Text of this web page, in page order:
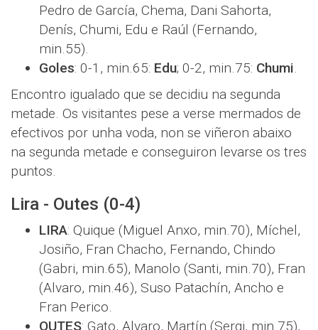
Pedro de García, Chema, Dani Sahorta,
Denís, Chumi, Edu e Raúl (Fernando,
min.55).
Goles: 0-1, min.65: Edu; 0-2, min.75: Chumi.
Encontro igualado que se decidiu na segunda
metade. Os visitantes pese a verse mermados de
efectivos por unha voda, non se viñeron abaixo
na segunda metade e conseguiron levarse os tres
puntos.
Lira - Outes (0-4)
LIRA: Quique (Miguel Anxo, min.70), Míchel,
Josiño, Fran Chacho, Fernando, Chindo
(Gabri, min.65), Manolo (Santi, min.70), Fran
(Alvaro, min.46), Suso Patachín, Ancho e
Fran Perico.
OUTES: Gato, Alvaro, Martín (Sergi, min.75),